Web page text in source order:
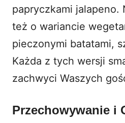
papryczkami jalapeno.
też o wariancie
pieczonymi batatami,
Każda z tych wersji
zachwyci Waszych
Przechowywanie i